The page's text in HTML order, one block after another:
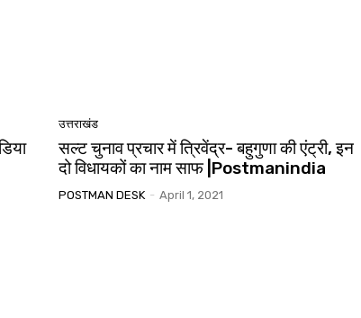
उत्तराखंड
सल्ट चुनाव प्रचार में त्रिवेंद्र- बहुगुणा की एंट्री, इन
दो विधायकों का नाम साफ |Postmanindia
POSTMAN DESK - April 1, 2021